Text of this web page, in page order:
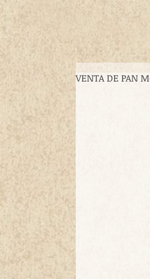
VENTA DE PAN